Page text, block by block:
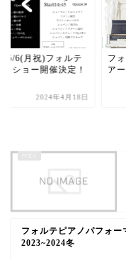
5/6(月祝)フォルテ
ノショー開催決定！
2024年4月18日
フ
ア
フォルテピアノパフォー
2023~2024冬